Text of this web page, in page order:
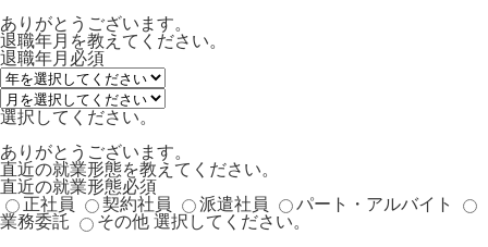
ありがとうございます。
退職年月を教えてください。
退職年月 必須
選択してください。
ありがとうございます。
直近の就業形態を教えてください。
直近の就業形態必須
正社員
契約社員 派遣社員
パート・アルバイト
業務委託
その他 選択してください。